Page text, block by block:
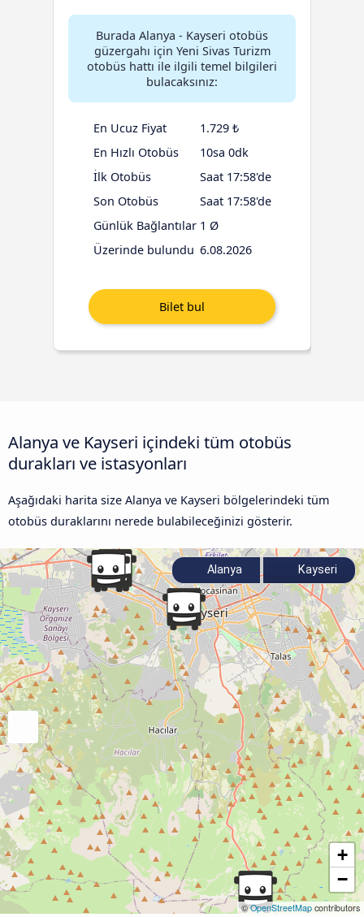
Burada Alanya - Kayseri otobüs
güzergahı için Yeni Sivas Turizm
otobüs hattı ile ilgili temel bilgileri
bulacaksınız:
En Ucuz Fiyat
1.729 ₺
En Hızlı Otobüs
10sa 0dk
İlk Otobüs
Saat 17:58'de
Son Otobüs
Saat 17:58'de
Günlük Bağlantılar 1 Ø
Üzerinde bulundu 6.08.2026
Alanya ve Kayseri içindeki tüm otobüs
durakları ve istasyonları
Aşağıdaki harita size Alanya ve Kayseri bölgelerindeki tüm
otobüs duraklarını nerede bulabileceğinizi gösterir.
+
−
©OpenStreetMap contributors
Alanya Kayseri